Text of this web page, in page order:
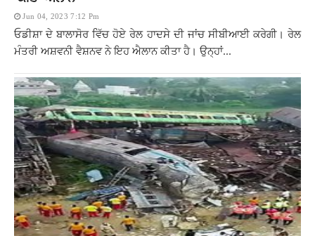
Jun 04, 2023 7:12 Pm
ਓਡੀਸ਼ਾ ਦੇ ਬਾਲਾਸੋਰ ਵਿੱਚ ਹੋਏ ਰੇਲ ਹਾਦਸੇ ਦੀ ਜਾਂਚ ਸੀਬੀਆਈ ਕਰੇਗੀ। ਰੇਲ
ਮੰਤਰੀ ਅਸ਼ਵਨੀ ਵੈਸ਼ਨਵ ਨੇ ਇਹ ਐਲਾਨ ਕੀਤਾ ਹੈ। ਉਨ੍ਹਾਂ...